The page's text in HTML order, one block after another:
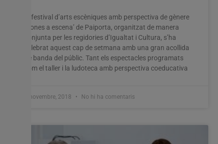
El festival d’arts escèniques amb perspectiva de gènere
‘Dones a escena’ de Paiporta, organitzat de manera
conjunta per les regidories d’Igualtat i Cultura, s’ha
celebrat aquest cap de setmana amb una gran acollida
de banda del públic. Tant els espectacles programats
com el taller i la ludoteca amb perspectiva coeducativa
6 novembre, 2018 No hi ha comentaris